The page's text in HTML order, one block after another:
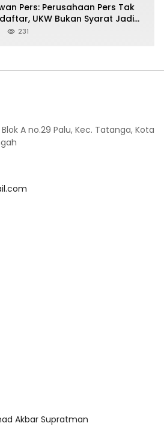
Pers: Perusahaan Pers Tak
UKW Bukan Syarat Jadi
231
A no.29 Palu, Kec. Tatanga, Kota
Akbar Supratman